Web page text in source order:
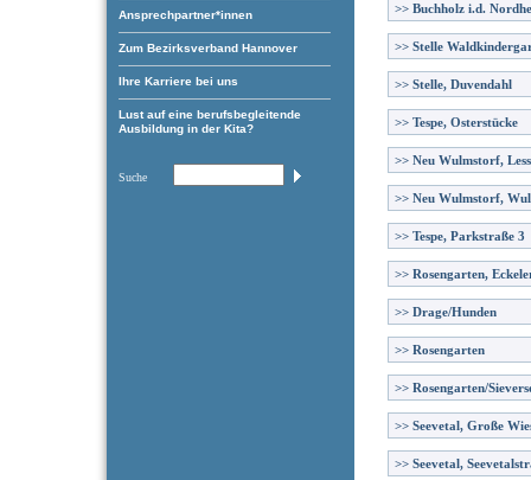
Ansprechpartner*innen
Zum Bezirksverband Hannover
Ihre Karriere bei uns
Lust auf eine berufsbegleitende
Ausbildung in der Kita?
Suche
>> Buchholz i.d.
>> Stelle
>> Stelle, Duvendahl
>> Tespe, Osterstücke
>> Neu Wulmstorf,
>> Neu Wulmstorf,
>> Tespe, Parkstraße 3
>> Rosengarten,
>> Drage/Hunden
>> Rosengarten
>> Rosengarten/
>> Seevetal, Große
>> Seevetal,